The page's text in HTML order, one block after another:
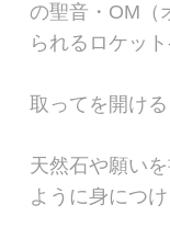
の聖音・OM（
られるロケッ
取ってを開ける
天然石や願い
ように身につ